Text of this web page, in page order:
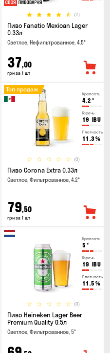
(2)
Пиво Fanatic Mexican Lager
0.33л
Светлое, Нефильтрованное, 4.5°
37,00
грн за 1 шт
Крепость
4.2 °
Горечь
19 IBU
Плотность
11.3%
(0)
Топ продаж
Пиво Corona Extra 0.33л
Светлое, Фильтрованное, 4.2°
79,50
грн за 1 шт
Крепость
5 °
Горечь
19 IBU
Плотность
11.5 %
(0)
Пиво Heineken Lager Beer
Premium Quality 0.5л
Светлое, Фильтрованное, 5°